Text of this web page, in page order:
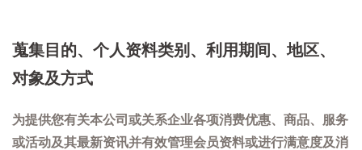
蒐集目的、个人资料类别、利用期间、地区、
对象及方式
为提供您有关本公司或关系企业各项消费优惠、商品、服务
或活动及其最新资讯并有效管理会员资料或进行满意度及消